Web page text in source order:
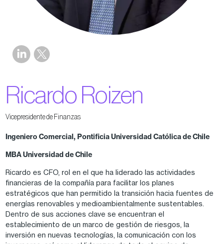
Ricardo Roizen
Vicepresidente de Finanzas
Ingeniero Comercial, Pontificia Universidad Católica de Chile
MBA Universidad de Chile
Ricardo es CFO, rol en el que ha liderado las actividades
financieras de la compañía para facilitar los planes
estratégicos que han permitido la transición hacia fuentes de
energías renovables y medioambientalmente sustentables.
Dentro de sus acciones clave se encuentran el
establecimiento de un marco de gestión de riesgos, la
inversión en nuevas tecnologías, la comunicación con los